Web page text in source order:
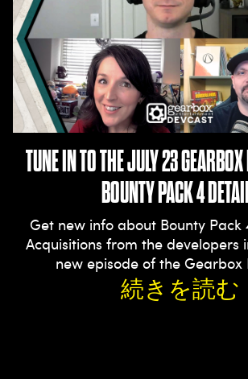
TUNE IN TO THE JULY 23
BOUNTY PACK 4
Get new info about Bounty Pack
Acquisitions from the developers
new episode of the Gearbox
続きを読む